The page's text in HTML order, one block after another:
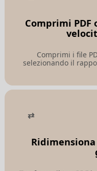
Comprimi PDF
Comprimi i file
selezionando il